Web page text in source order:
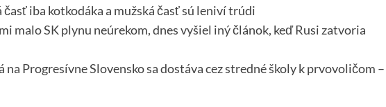
časť iba kotkodáka a mužská časť sú leniví trúdi
malo SK plynu neúrekom, dnes vyšiel iný článok, keď Rusi zatvoria
Progresívne Slovensko sa dostáva cez stredné školy k prvovoličom –